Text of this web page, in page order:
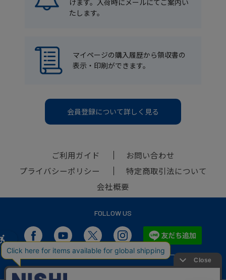
けます。入荷時にメールにてご案内い
たします。
マイページの購入履歴から領収書の
表示・印刷ができます。
会員登録について詳しく見る
ご利用ガイド
お問い合わせ
プライバシーポリシー
特定商取引法について
会社概要
FOLLOW US